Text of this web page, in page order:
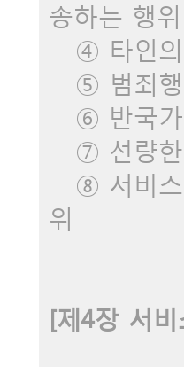
송하는 행위
④ 타인의
⑤ 범죄행
⑥ 반국가
⑦ 선량한
⑧ 서비스
위
[제4장 서